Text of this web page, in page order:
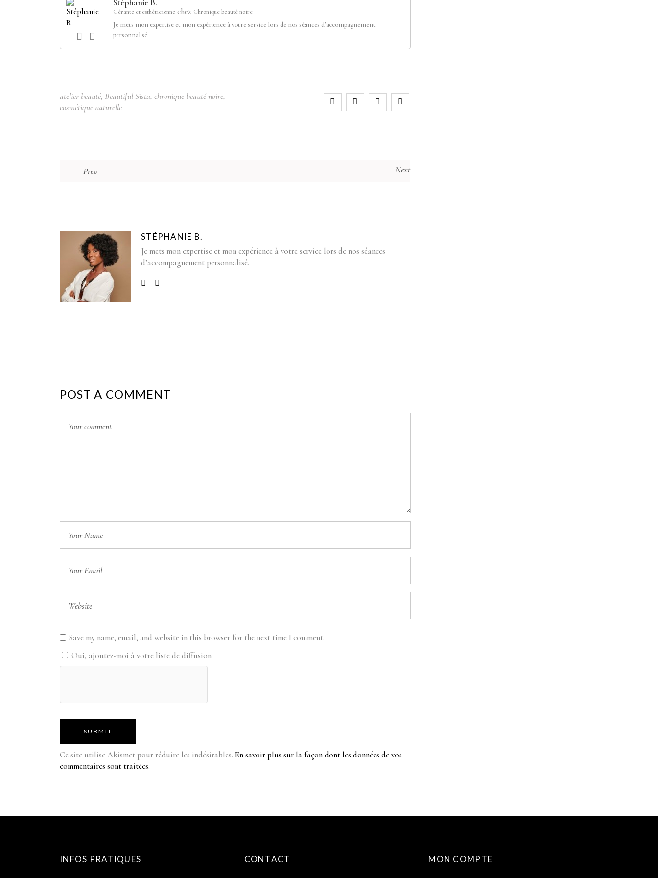
Stéphanie B.
Gérante et esthéticienne chez Chronique beauté noire
Je mets mon expertise et mon expérience à votre service lors de nos séances d’accompagnement
personnalisé.
atelier beauté, Beautiful Sista, chronique beauté noire,
cosmétique naturelle
Prev Next
STÉPHANIE B.
Je mets mon expertise et mon expérience à votre service lors de nos séances
d’accompagnement personnalisé.
POST A COMMENT
Save my name, email, and website in this browser for the next time I comment.
Oui, ajoutez-moi à votre liste de diffusion.
SUBMIT
Ce site utilise Akismet pour réduire les indésirables. En savoir plus sur la façon dont les données de vos
commentaires sont traitées.
INFOS PRATIQUES CONTACT MON COMPTE